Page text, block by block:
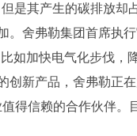
是其产生的碳排放却
。舍弗勒集团首席执
如加快电气化步伐，
创新产品，舍弗勒正
得信赖的合作伙伴。